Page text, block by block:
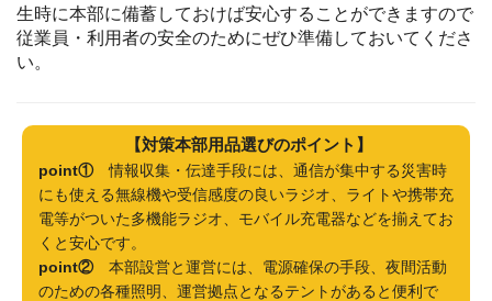
生時に本部に備蓄しておけば安心することができますので
従業員・利用者の安全のためにぜひ準備しておいてくださ
い。
【対策本部用品選びのポイント】
point①情報収集・伝達手段には、通信が集中する災害時
にも使える無線機や受信感度の良いラジオ、ライトや携帯充
電等がついた多機能ラジオ、モバイル充電器などを揃えてお
くと安心です。
point②本部設営と運営には、電源確保の手段、夜間活動
のための各種照明、運営拠点となるテントがあると便利で